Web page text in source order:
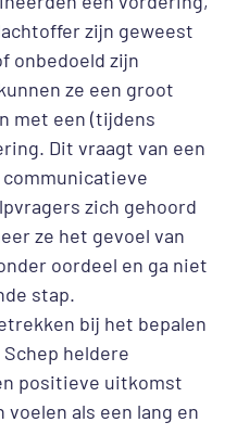
zijn geweest
onbedoeld zijn
ze een groot
met een (tijdens
Dit vraagt van een
zich gehoord
ze het gevoel van
oordeel en ga niet
stap.
bij het bepalen
heldere
positieve uitkomst
als een lang en